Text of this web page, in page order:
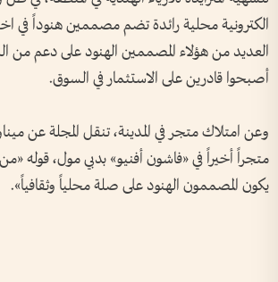
الكترونية محلية رائدة تضم مصممين هنوداً في
العديد من هؤلاء المصممين الهنود على دعم من
أصبحوا قادرين على الاستثمار في السوق.
وعن امتلاك متجر في المدينة، تنقل المجلة عن
متجراً أخيراً في «فاشون أفنيو» بدبي مول، قوله
يكون المصممون الهنود على صلة محلياً وثقافياً».